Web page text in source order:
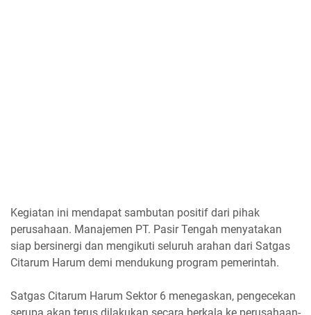
Kegiatan ini mendapat sambutan positif dari pihak
perusahaan. Manajemen PT. Pasir Tengah menyatakan
siap bersinergi dan mengikuti seluruh arahan dari Satgas
Citarum Harum demi mendukung program pemerintah.
Satgas Citarum Harum Sektor 6 menegaskan, pengecekan
serupa akan terus dilakukan secara berkala ke perusahaan-